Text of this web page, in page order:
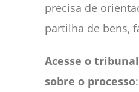
precisa de
partilha de bens,
Acesse o
sobre o processo